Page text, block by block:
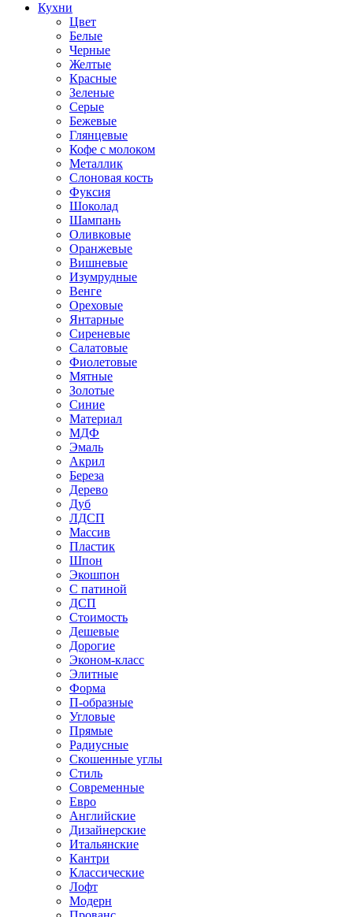
Кухни
Цвет
Белые
Черные
Желтые
Красные
Зеленые
Серые
Бежевые
Глянцевые
Кофе с молоком
Металлик
Слоновая кость
Фуксия
Шоколад
Шампань
Оливковые
Оранжевые
Вишневые
Изумрудные
Венге
Ореховые
Янтарные
Сиреневые
Салатовые
Фиолетовые
Мятные
Золотые
Синие
Материал
МДФ
Эмаль
Акрил
Береза
Дерево
Дуб
ЛДСП
Массив
Пластик
Шпон
Экошпон
С патиной
ДСП
Стоимость
Дешевые
Дорогие
Эконом-класс
Элитные
Форма
П-образные
Угловые
Прямые
Радиусные
Скошенные углы
Стиль
Современные
Евро
Английские
Дизайнерские
Итальянские
Кантри
Классические
Лофт
Модерн